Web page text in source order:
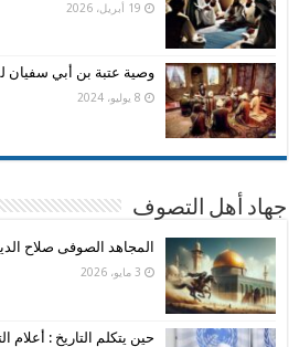
19 أبريل، 2026
وصية عتبة بن أبي سفيان
8 يوليو، 2024
جهاد أهل التصوف
المجاهد الصوفى صلاح
3 مايو، 2026
حين يتكلم التاريخ :